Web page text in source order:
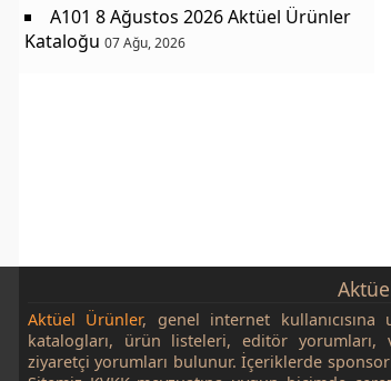
A101 8 Ağustos 2026 Aktüel Ürünler
Kataloğu 07 Ağu, 2026
Aktüel Ürünler, genel internet kullanıcısına
katalogları, ürün listeleri, editör yorumları,
ziyaretçi yorumları bulunur. İçeriklerde